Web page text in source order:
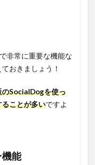
非常に重要な機能な
おきましょう！
のSocialDogを使っ
ことが多いですよ
能